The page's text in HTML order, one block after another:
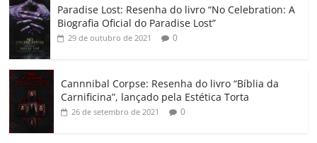
Paradise Lost: Resenha do livro “No Celebration: A
Biografia Oficial do Paradise Lost”
29 de outubro de 2021 0
Cannnibal Corpse: Resenha do livro “Bíblia da
Carnificina”, lançado pela Estética Torta
26 de setembro de 2021 0